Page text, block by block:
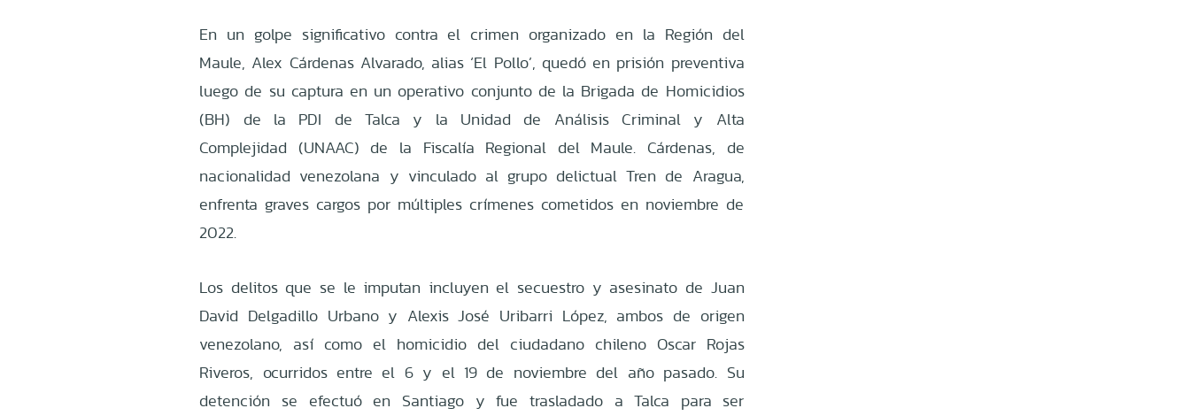
En un golpe significativo contra el crimen organizado en la Región del
Maule, Alex Cárdenas Alvarado, alias ‘El Pollo’, quedó en prisión preventiva
luego de su captura en un operativo conjunto de la Brigada de Homicidios
(BH) de la PDI de Talca y la Unidad de Análisis Criminal y Alta
Complejidad (UNAAC) de la Fiscalía Regional del Maule. Cárdenas, de
nacionalidad venezolana y vinculado al grupo delictual Tren de Aragua,
enfrenta graves cargos por múltiples crímenes cometidos en noviembre de
2022.
Los delitos que se le imputan incluyen el secuestro y asesinato de Juan
David Delgadillo Urbano y Alexis José Uribarri López, ambos de origen
venezolano, así como el homicidio del ciudadano chileno Oscar Rojas
Riveros, ocurridos entre el 6 y el 19 de noviembre del año pasado. Su
detención se efectuó en Santiago y fue trasladado a Talca para ser